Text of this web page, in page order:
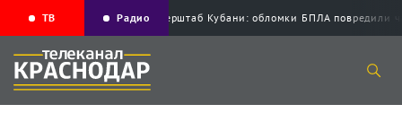
ТВ Радио Оперштаб Кубани: обломки БПЛА